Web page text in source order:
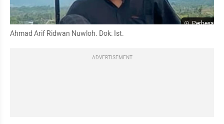
Perbesar
Ahmad Arif Ridwan Nuwloh. Dok: Ist.
ADVERTISEMENT